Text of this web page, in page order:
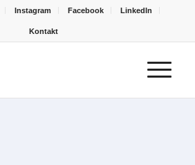
Instagram Facebook LinkedIn
Kontakt